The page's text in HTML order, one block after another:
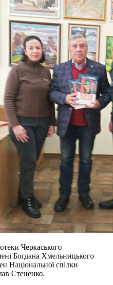
Черкаського
Богдана Хмельницького
Національної спілки
Стеценко.